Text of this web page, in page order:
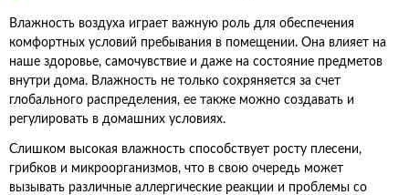
Влажность воздуха играет важную роль для обеспечения
комфортных условий пребывания в помещении. Она влияет на
наше здоровье, самочувствие и даже на состояние предметов
внутри дома. Влажность не только сохряняется за счет
глобального распределения, ее также можно создавать и
регулировать в домашних условиях.
Слишком высокая влажность способствует росту плесени,
грибков и микроорганизмов, что в свою очередь может
вызывать различные аллергические реакции и проблемы со